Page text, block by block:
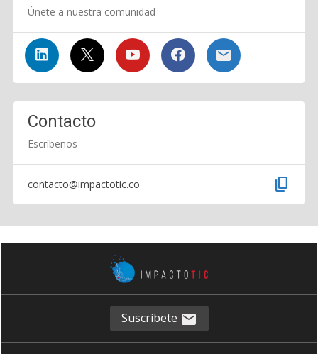
Únete a nuestra comunidad
Contacto
Escríbenos
contacto@impactotic.co content_copy
Suscríbete